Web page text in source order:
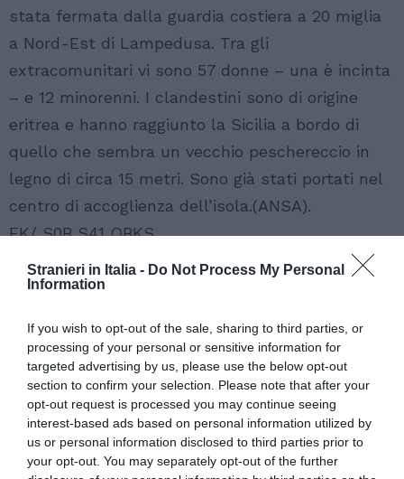
Stranieri in Italia - Do Not Process My Personal
Information
If you wish to opt-out of the sale, sharing to third parties, or
processing of your personal or sensitive information for
targeted advertising by us, please use the below opt-out
section to confirm your selection. Please note that after your
opt-out request is processed you may continue seeing
interest-based ads based on personal information utilized by
us or personal information disclosed to third parties prior to
your opt-out. You may separately opt-out of the further
stata fermata dalla guardia costiera a 20 miglia
a Nord-Est di Lampedusa. Tra gli
extracomunitari vi sono 57 donne – una è incinta
– e 12 minorenni. I clandestini sono di origine
eritrea e hanno raggiunto la Sicilia a bordo di
quello che sembra un vecchio peschereccio in
legno di circa 15 metri. Sono già stati portati nel
centro di accoglienza dell’isola.(ANSA).
FK/ S0B S41 QBKS
Universitari extraue: il 2/9 la prova
d’italiano
Articolo seguente
IMMIGRAZIONE: ALTRI CLANDESTINI
FERMATI A SUD LAMPEDUSA